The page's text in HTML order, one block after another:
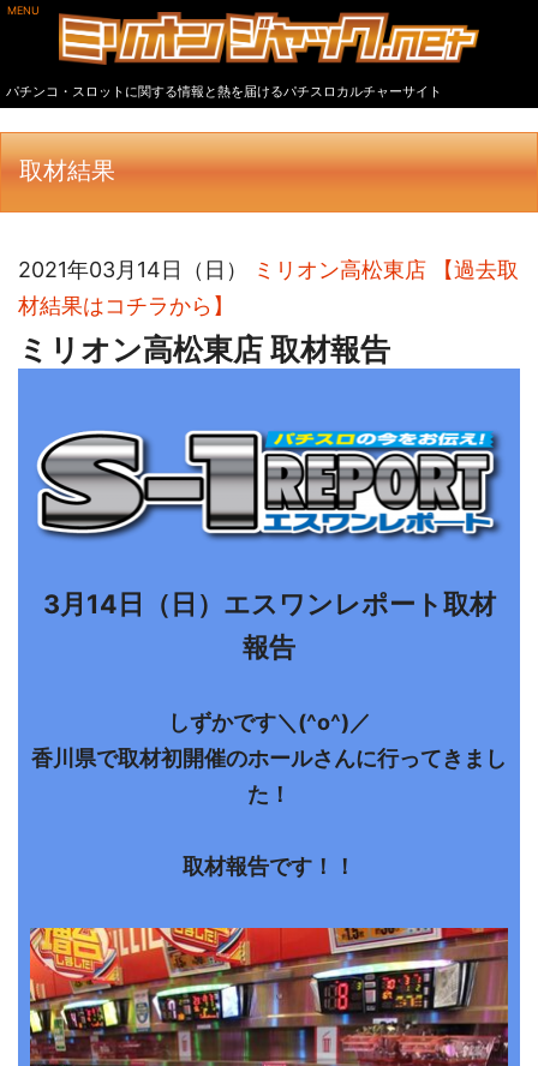
パチンコ・スロットに関する情報と熱を届けるパチスロカルチャーサイト
MENU
取材結果
2021年03月14日（日） ミリオン高松東店
【過去取
材結果はコチラから】
ミリオン高松東店 取材報告
3月14日（日）エスワンレポート取材
報告
しずかです＼(^o^)／
香川県で取材初開催のホールさんに行ってきまし
た！
取材報告です！！